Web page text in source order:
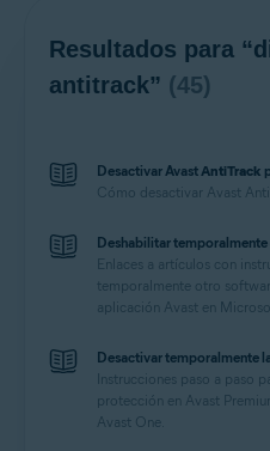
Resultados para
antitrack” (45)
Desactivar AvastAntiTrack
Cómo desactivar Avast
Deshabilitar
Enlaces a artículos con
temporalmente otro
aplicación Avast en
Desactivar temporalmente
Instrucciones paso a paso
protección en Avast
Avast One.